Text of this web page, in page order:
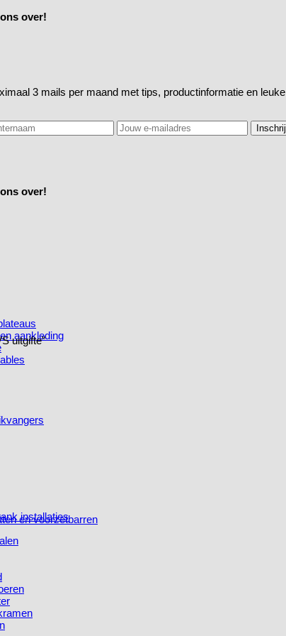
over!
3 mails per maand met tips, productinformatie en leuke
over!
aankleding
installaties
uitgifte”
en voorzetbarren